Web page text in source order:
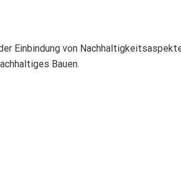
Einbindung von
Bauen.